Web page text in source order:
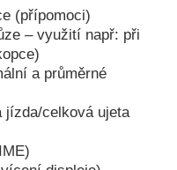
(přípomoci)
– využití např: při
a průměrné
jízda/celková ujeta